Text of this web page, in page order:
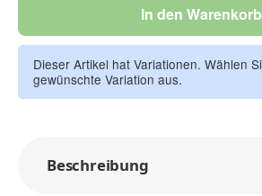
In den Warenkorb
Dieser Artikel hat Variationen. Wählen
gewünschte Variation aus.
Beschreibung